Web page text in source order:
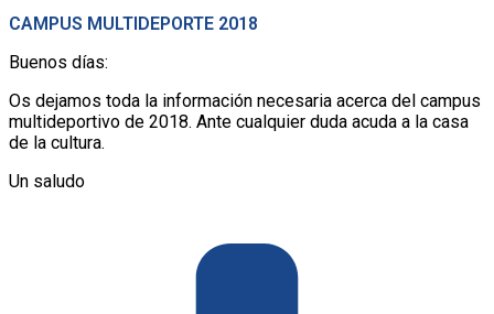
CAMPUS MULTIDEPORTE 2018
Buenos días:
Os dejamos toda la información necesaria acerca del campus
multideportivo de 2018. Ante cualquier duda acuda a la casa
de la cultura.
Un saludo